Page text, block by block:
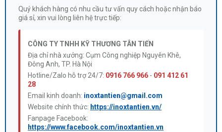
Quý khách hàng có nhu cầu tư vấn quy cách hoặc nhận báo
giá sỉ, xin vui lòng liên hệ trực tiếp:
CÔNG TY TNHH KỸ THƯƠNG TÂN TIẾN
Địa chỉ nhà xưởng: Cụm Công nghiệp Nguyên Khê,
Đông Anh, TP. Hà Nội
Hotline/Zalo hỗ trợ 24/7: 0916 766 966 - 091 412 61
28
Email kinh doanh: inoxtantien@gmail.com
Website chính thức: https://inoxtantien.vn/
Fanpage Facebook:
https://www.facebook.com/inoxtantien.vn